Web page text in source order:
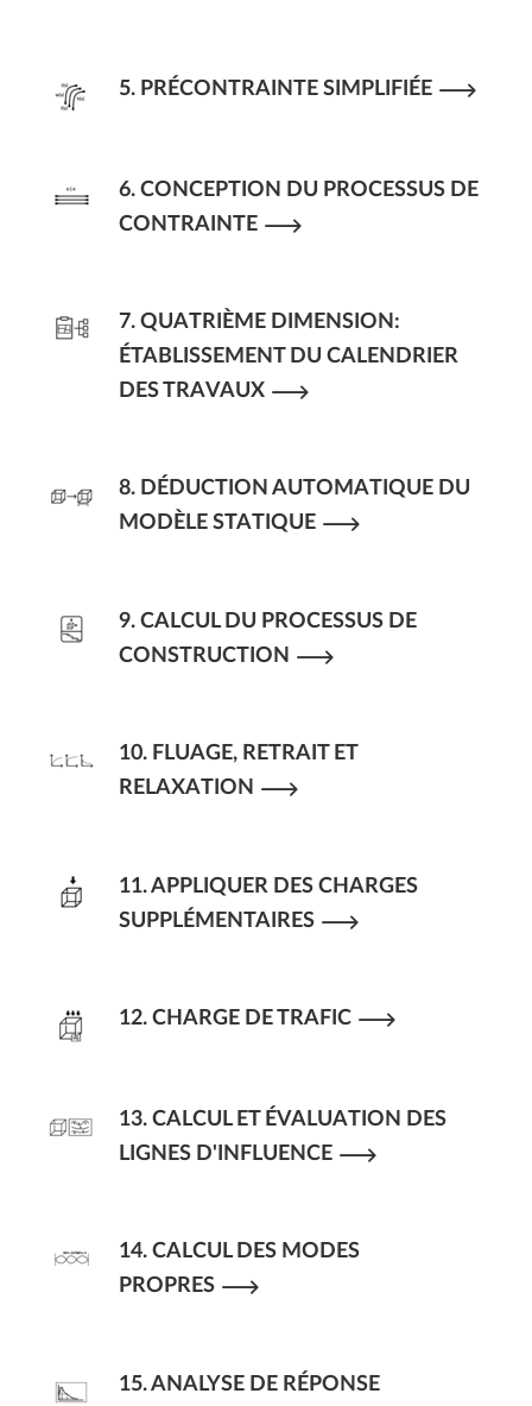
5. PRÉCONTRAINTE SIMPLIFIÉE
6. CONCEPTION DU PROCESSUS DE
CONTRAINTE
7. QUATRIÈME DIMENSION:
ÉTABLISSEMENT DU CALENDRIER
DES TRAVAUX
8. DÉDUCTION AUTOMATIQUE DU
MODÈLE STATIQUE
9. CALCUL DU PROCESSUS DE
CONSTRUCTION
10. FLUAGE, RETRAIT ET
RELAXATION
11. APPLIQUER DES CHARGES
SUPPLÉMENTAIRES
12. CHARGE DE TRAFIC
13. CALCUL ET ÉVALUATION DES
LIGNES D'INFLUENCE
14. CALCUL DES MODES
PROPRES
15. ANALYSE DE RÉPONSE